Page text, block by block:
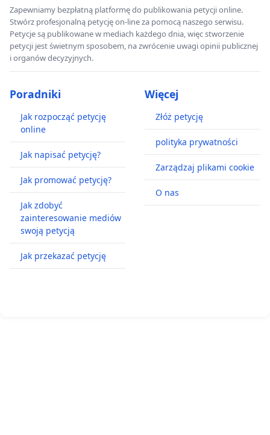
Zapewniamy bezpłatną platformę do publikowania petycji online.
Stwórz profesjonalną petycję on-line za pomocą naszego serwisu.
Petycje są publikowane w mediach każdego dnia, więc stworzenie
petycji jest świetnym sposobem, na zwrócenie uwagi opinii publicznej
i organów decyzyjnych.
Poradniki
Jak rozpocząć petycję
online
Jak napisać petycję?
Jak promować petycję?
Jak zdobyć
zainteresowanie mediów
swoją petycją
Jak przekazać petycję
Więcej
Złóż petycję
polityka prywatności
Zarządzaj plikami cookie
O nas